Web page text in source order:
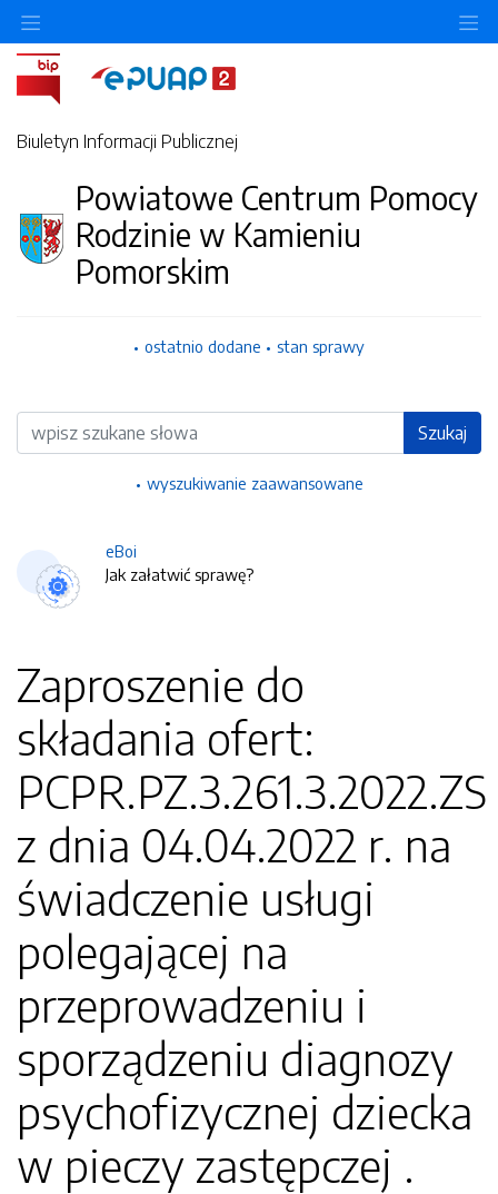
Biuletyn Informacji Publicznej
Powiatowe Centrum Pomocy
Rodzinie w Kamieniu
Pomorskim
ostatnio dodane stan sprawy
Wyszukiwarka Szukaj
wyszukiwanie zaawansowane
eBoi
Jak załatwić sprawę?
Zaproszenie do
składania ofert:
PCPR.PZ.3.261.3.2022.ZS
z dnia 04.04.2022 r. na
świadczenie usługi
polegającej na
przeprowadzeniu i
sporządzeniu diagnozy
psychofizycznej dziecka
w pieczy zastępczej .